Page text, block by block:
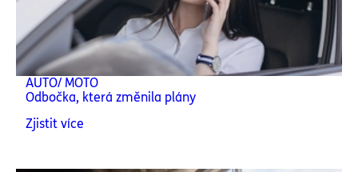
AUTO/ MOTO
Odbočka, která změnila plány
Zjistit více